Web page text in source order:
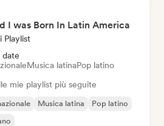
I was Born In Latin America
Playlist
Musica latinaPop latino
mie playlist più seguite
Musica latina
Pop latino